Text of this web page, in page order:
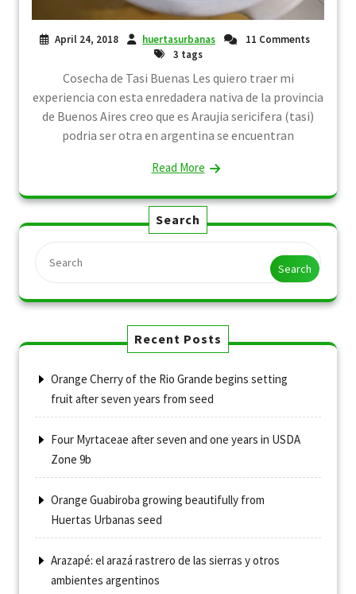
April 24, 2018 huertasurbanas
11 Comments
3 tags
Cosecha de Tasi Buenas Les quiero traer mi
experiencia con esta enredadera nativa de la provincia
de Buenos Aires creo que es Araujia sericifera (tasi)
podria ser otra en argentina se encuentran
Read More
Search
Search
Recent Posts
Orange Cherry of the Rio Grande begins setting
fruit after seven years from seed
Four Myrtaceae after seven and one years in USDA
Zone 9b
Orange Guabiroba growing beautifully from
Huertas Urbanas seed
Arazapé: el arazá rastrero de las sierras y otros
ambientes argentinos